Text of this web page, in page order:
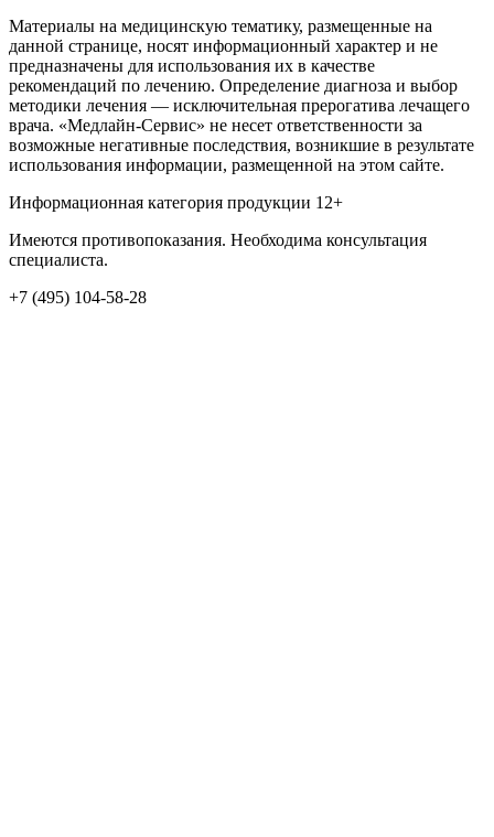
Материалы на медицинскую тематику, размещенные на
данной странице, носят информационный характер и не
предназначены для использования их в качестве
рекомендаций по лечению. Определение диагноза и выбор
методики лечения — исключительная прерогатива лечащего
врача. «Медлайн-Сервис» не несет ответственности за
возможные негативные последствия, возникшие в результате
использования информации, размещенной на этом сайте.
Информационная категория продукции 12+
Имеются противопоказания. Необходима консультация
специалиста.
+7 (495) 104-58-28